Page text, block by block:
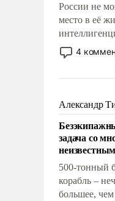
России не
место в её
исключили с
чем она
казалось,
решены раз и
нет, не
4
Александр
задача со
500-тонный
корабль –
большее,